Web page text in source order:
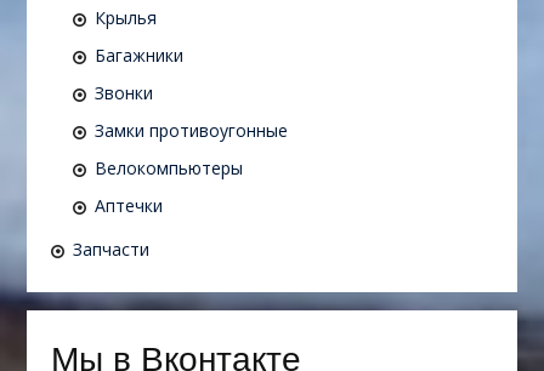
Крылья
Багажники
Звонки
Замки противоугонные
Велокомпьютеры
Аптечки
Запчасти
Мы в Вконтакте